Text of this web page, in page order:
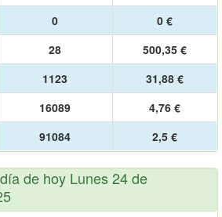
0
0 €
28
500,35 €
1123
31,88 €
16089
4,76 €
91084 2,5 €
de hoy Lunes 24 de